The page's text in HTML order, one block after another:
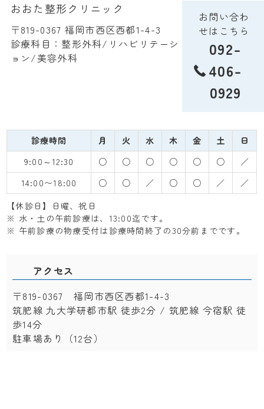
おおた整形クリニック
〒819-0367 福岡市西区西都1-4-3
診療科目：整形外科/リハビリテーシ
ョン/美容外科
お問い合わ
せはこちら
092-
406-
0929
診療時間 月 火 水 木 金 土
日
9:00～12:30
○ ○ ○ ○ ○ ○
／
14:00〜18:00
○ ○ ／ ○ ○ ／
／
【休診日】日曜、祝日
※ 水・土の午前診療は、13:00迄です。
※ 午前診療の物療受付は診療時間終了の30分前までです。
アクセス
〒819-0367 福岡市西区西都1-4-3
筑肥線 九大学研都市駅 徒歩2分 / 筑肥線 今宿駅 徒
歩14分
駐車場あり（12台）